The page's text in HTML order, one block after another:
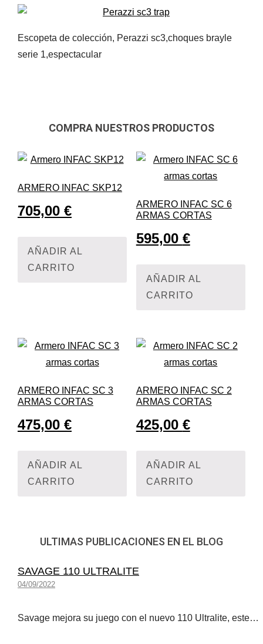
Escopeta de colección, Perazzi sc3,choques brayle
serie 1,espectacular
COMPRA NUESTROS PRODUCTOS
ARMERO INFAC SKP12
705,00 €
AÑADIR AL
CARRITO
ARMERO INFAC SC 6
ARMAS CORTAS
595,00 €
AÑADIR AL
CARRITO
ARMERO INFAC SC 3
ARMAS CORTAS
475,00 €
AÑADIR AL
CARRITO
ARMERO INFAC SC 2
ARMAS CORTAS
425,00 €
AÑADIR AL
CARRITO
ULTIMAS PUBLICACIONES EN EL BLOG
SAVAGE 110 ULTRALITE
04/09/2022
Savage mejora su juego con el nuevo 110 Ultralite, este…